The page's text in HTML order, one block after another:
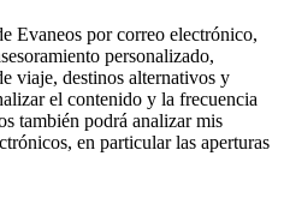
Evaneos por correo electrónico,
personalizado,
viaje, destinos alternativos y
el contenido y la frecuencia
también podrá analizar mis
en particular las aperturas